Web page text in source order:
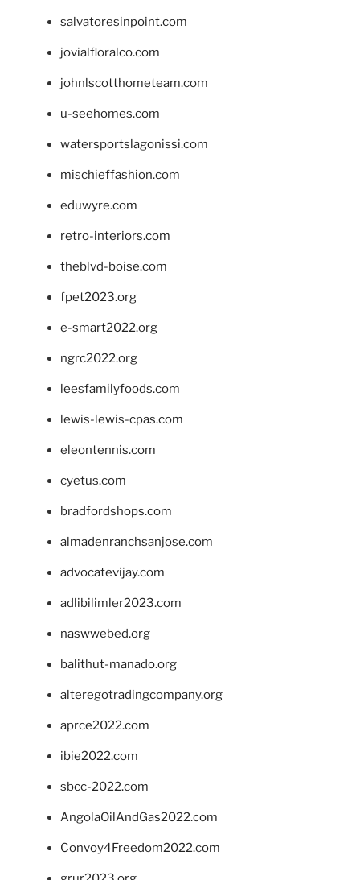
salvatoresinpoint.com
jovialfloralco.com
johnlscotthometeam.com
u-seehomes.com
watersportslagonissi.com
mischieffashion.com
eduwyre.com
retro-interiors.com
theblvd-boise.com
fpet2023.org
e-smart2022.org
ngrc2022.org
leesfamilyfoods.com
lewis-lewis-cpas.com
eleontennis.com
cyetus.com
bradfordshops.com
almadenranchsanjose.com
advocatevijay.com
adlibilimler2023.com
naswwebed.org
balithut-manado.org
alteregotradingcompany.org
aprce2022.com
ibie2022.com
sbcc-2022.com
AngolaOilAndGas2022.com
Convoy4Freedom2022.com